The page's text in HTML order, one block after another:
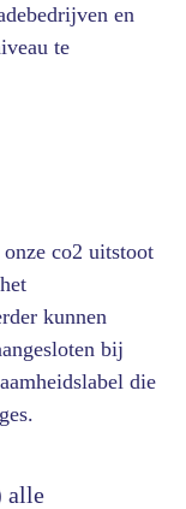
en
te
co2 uitstoot
kunnen
bij
die
alle